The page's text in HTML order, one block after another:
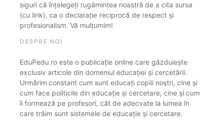
siguri că înțelegeți rugămintea noastră de a cita sursa
(cu link), ca o declarație reciprocă de respect și
profesionalism. Vă mulțumim!
DESPRE NOI
EduPedu.ro este o publicație online care găzduiește
exclusiv articole din domeniul educației și cercetării.
Urmărim constant cum sunt educați copiii noștri, cine și
cum face politicile din educație și cercetare, cine și cum
îi formează pe profesori, cât de adecvate la lumea în
care trăim sunt sistemele de educație și cercetare.